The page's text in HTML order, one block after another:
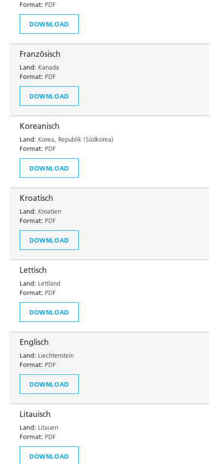
Format: PDF
DOWNLOAD
Französisch
Land: Kanada
Format: PDF
DOWNLOAD
Koreanisch
Land: Korea, Republik (Südkorea)
Format: PDF
DOWNLOAD
Kroatisch
Land: Kroatien
Format: PDF
DOWNLOAD
Lettisch
Land: Lettland
Format: PDF
DOWNLOAD
Englisch
Land: Liechtenstein
Format: PDF
DOWNLOAD
Litauisch
Land: Litauen
Format: PDF
DOWNLOAD